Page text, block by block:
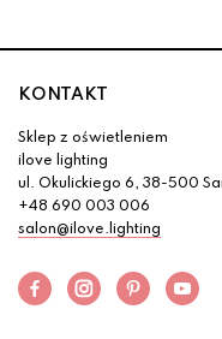
KONTAKT
Sklep z oświetleniem
ilove lighting
ul. Okulickiego 6, 38-500
+48 690 003 006
salon@ilove.lighting